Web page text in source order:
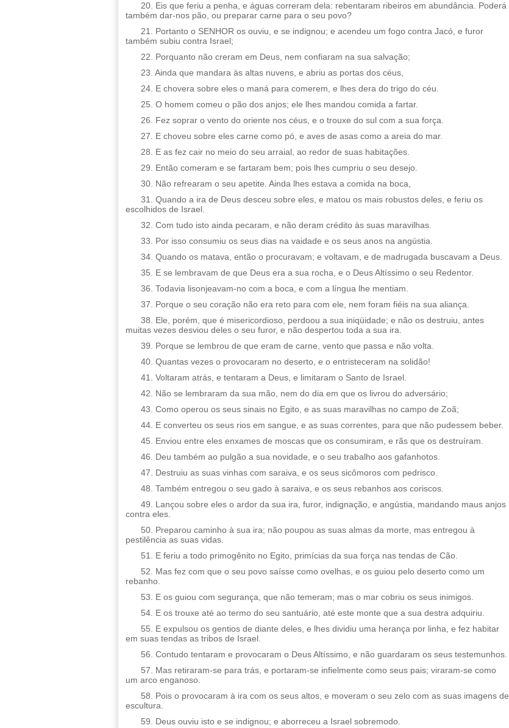
20. Eis que feriu a penha, e águas correram dela: rebentaram ribeiros em abundância. Poderá
também dar-nos pão, ou preparar carne para o seu povo?
21. Portanto o SENHOR os ouviu, e se indignou; e acendeu um fogo contra Jacó, e furor
também subiu contra Israel;
22. Porquanto não creram em Deus, nem confiaram na sua salvação;
23. Ainda que mandara às altas nuvens, e abriu as portas dos céus,
24. E chovera sobre eles o maná para comerem, e lhes dera do trigo do céu.
25. O homem comeu o pão dos anjos; ele lhes mandou comida a fartar.
26. Fez soprar o vento do oriente nos céus, e o trouxe do sul com a sua força.
27. E choveu sobre eles carne como pó, e aves de asas como a areia do mar.
28. E as fez cair no meio do seu arraial, ao redor de suas habitações.
29. Então comeram e se fartaram bem; pois lhes cumpriu o seu desejo.
30. Não refrearam o seu apetite. Ainda lhes estava a comida na boca,
31. Quando a ira de Deus desceu sobre eles, e matou os mais robustos deles, e feriu os
escolhidos de Israel.
32. Com tudo isto ainda pecaram, e não deram crédito às suas maravilhas.
33. Por isso consumiu os seus dias na vaidade e os seus anos na angústia.
34. Quando os matava, então o procuravam; e voltavam, e de madrugada buscavam a Deus.
35. E se lembravam de que Deus era a sua rocha, e o Deus Altíssimo o seu Redentor.
36. Todavia lisonjeavam-no com a boca, e com a língua lhe mentiam.
37. Porque o seu coração não era reto para com ele, nem foram fiéis na sua aliança.
38. Ele, porém, que é misericordioso, perdoou a sua iniqüidade; e não os destruiu, antes
muitas vezes desviou deles o seu furor, e não despertou toda a sua ira.
39. Porque se lembrou de que eram de carne, vento que passa e não volta.
40. Quantas vezes o provocaram no deserto, e o entristeceram na solidão!
41. Voltaram atrás, e tentaram a Deus, e limitaram o Santo de Israel.
42. Não se lembraram da sua mão, nem do dia em que os livrou do adversário;
43. Como operou os seus sinais no Egito, e as suas maravilhas no campo de Zoã;
44. E converteu os seus rios em sangue, e as suas correntes, para que não pudessem beber.
45. Enviou entre eles enxames de moscas que os consumiram, e rãs que os destruíram.
46. Deu também ao pulgão a sua novidade, e o seu trabalho aos gafanhotos.
47. Destruiu as suas vinhas com saraiva, e os seus sicômoros com pedrisco.
48. Também entregou o seu gado à saraiva, e os seus rebanhos aos coriscos.
49. Lançou sobre eles o ardor da sua ira, furor, indignação, e angústia, mandando maus anjos
contra eles.
50. Preparou caminho à sua ira; não poupou as suas almas da morte, mas entregou à
pestilência as suas vidas.
51. E feriu a todo primogênito no Egito, primícias da sua força nas tendas de Cão.
52. Mas fez com que o seu povo saísse como ovelhas, e os guiou pelo deserto como um
rebanho.
53. E os guiou com segurança, que não temeram; mas o mar cobriu os seus inimigos.
54. E os trouxe até ao termo do seu santuário, até este monte que a sua destra adquiriu.
55. E expulsou os gentios de diante deles, e lhes dividiu uma herança por linha, e fez habitar
em suas tendas as tribos de Israel.
56. Contudo tentaram e provocaram o Deus Altíssimo, e não guardaram os seus testemunhos.
57. Mas retiraram-se para trás, e portaram-se infielmente como seus pais; viraram-se como
um arco enganoso.
58. Pois o provocaram à ira com os seus altos, e moveram o seu zelo com as suas imagens de
escultura.
59. Deus ouviu isto e se indignou; e aborreceu a Israel sobremodo.